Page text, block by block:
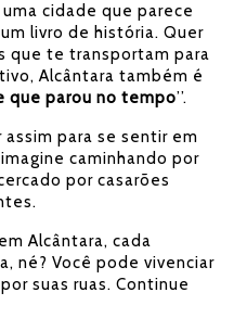
cidade que parece
livro de história. Quer
que te transportam para
Alcântara também é
que parou no tempo’’.
assim para se sentir em
caminhando por
por casarões
Alcântara, cada
né? Você pode vivenciar
suas ruas. Continue